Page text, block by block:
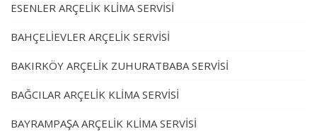
ESENLER ARÇELİK KLİMA SERVİSİ
BAHÇELİEVLER ARÇELİK SERVİSİ
BAKIRKÖY ARÇELİK ZUHURATBABA SERVİSİ
BAĞCILAR ARÇELİK KLİMA SERVİSİ
BAYRAMPAŞA ARÇELİK KLİMA SERVİSİ